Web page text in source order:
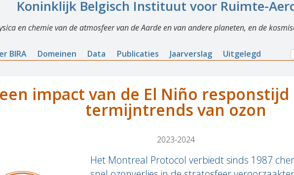
Koninklijk Belgisch Instituut voor Ruimte-
en chemie van de atmosfeer van de Aarde en van andere planeten, en de
BIRA Domeinen Data Publicaties Jaarverslag Uitgelegd
impact van de El Niño responstijd
termijntrends van ozon
2023-2024
Het Montreal Protocol verbiedt sinds 1987